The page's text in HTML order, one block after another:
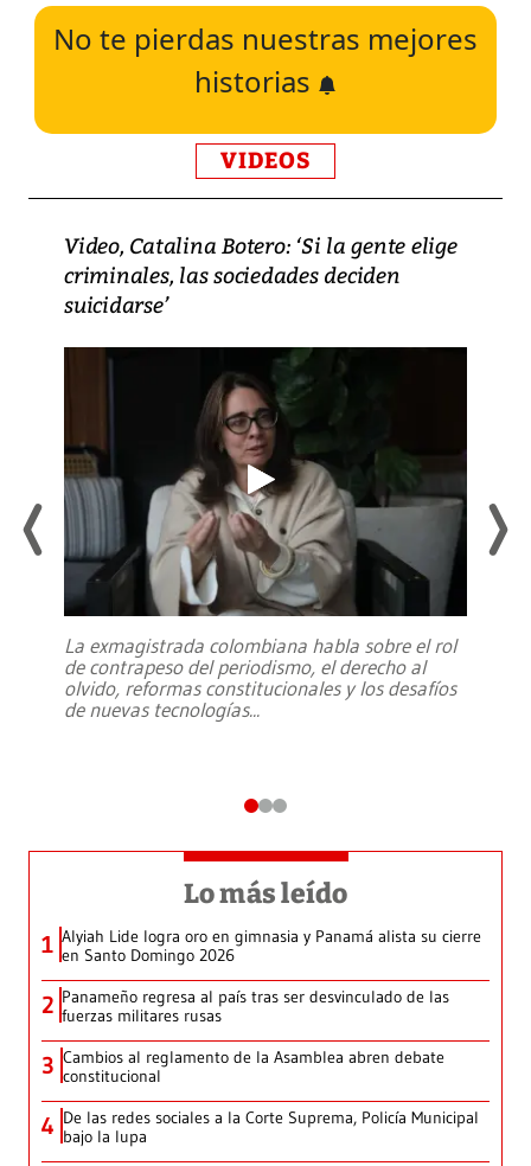
No te pierdas nuestras mejores
historias
VIDEOS
Video, Catalina Botero: ‘Si la gente elige
criminales, las sociedades deciden
suicidarse’
La exmagistrada colombiana habla sobre el rol
de contrapeso del periodismo, el derecho al
olvido, reformas constitucionales y los desafíos
de nuevas tecnologías...
Lo más leído
1 Alyiah Lide logra oro en gimnasia y Panamá alista su cierre
en Santo Domingo 2026
2 Panameño regresa al país tras ser desvinculado de las
fuerzas militares rusas
3 Cambios al reglamento de la Asamblea abren debate
constitucional
4 De las redes sociales a la Corte Suprema, Policía Municipal
bajo la lupa